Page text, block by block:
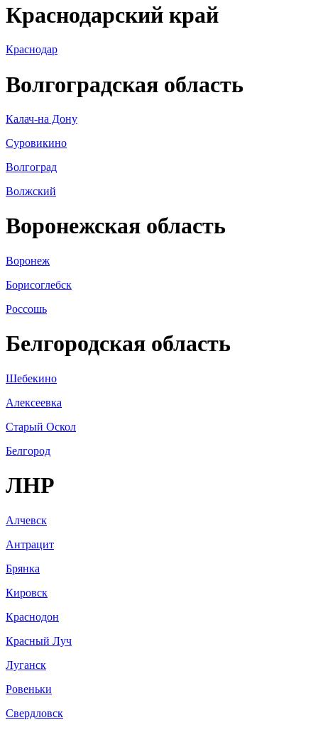
Краснодарский край
Краснодар
Волгоградская область
Калач-на Дону
Суровикино
Волгоград
Волжский
Воронежская область
Воронеж
Борисоглебск
Россошь
Белгородская область
Шебекино
Алексеевка
Старый Оскол
Белгород
ЛНР
Алчевск
Антрацит
Брянка
Кировск
Краснодон
Красный Луч
Луганск
Ровеньки
Свердловск